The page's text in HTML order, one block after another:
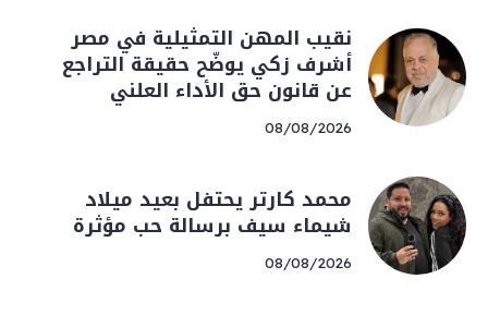
نقيب المهن التمثيلية في مصر
أشرف زكي يوضّح حقيقة التراجع
عن قانون حق الأداء العلني
08/08/2026
محمد كارتر يحتفل بعيد ميلاد
شيماء سيف برسالة حب مؤثرة
08/08/2026